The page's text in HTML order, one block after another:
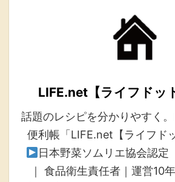
LIFE.net【ライフドッ
話題のレシピを分かりやすく
便利帳「LIFE.net【ライフド
日本野菜ソムリエ協会認
｜ 食品衛生責任者｜運営10